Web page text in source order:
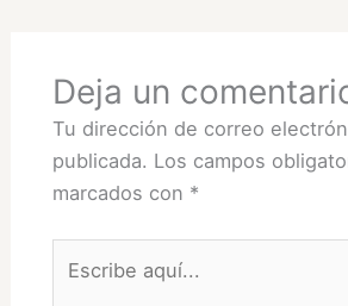
Deja un
Tu dirección de correo
publicada. Los campos
marcados con *
aquí...